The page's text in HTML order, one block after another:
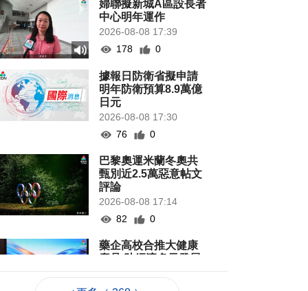
婦聯擬新城A區設長者
中心明年運作
2026-08-08 17:39
178
0
據報日防衛省擬申請
明年防衛預算8.9萬億
日元
2026-08-08 17:30
76
0
巴黎奧運米蘭冬奧共
甄別近2.5萬惡意帖文
評論
2026-08-08 17:14
82
0
藥企高校合推大健康
產品 助經濟多元發展